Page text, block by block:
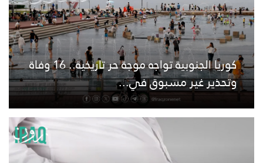
كوريا الجنوبية تواجه موجة حر تاريخية.. 16 وفاة
وتحذير غير مسبوق في...